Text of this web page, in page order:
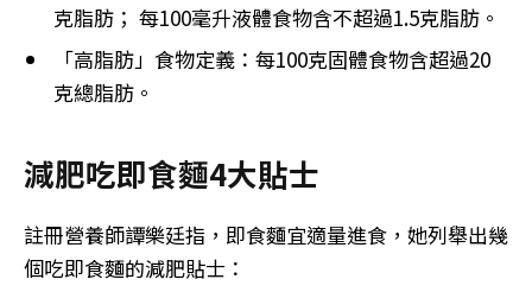
克脂肪； 每100毫升液體食物含不超過1.5克脂肪。
「高脂肪」食物定義：每100克固體食物含超過20
克總脂肪。
減肥吃即食麵4大貼士
註冊營養師譚樂廷指，即食麵宜適量進食，她列舉出幾
個吃即食麵的減肥貼士：